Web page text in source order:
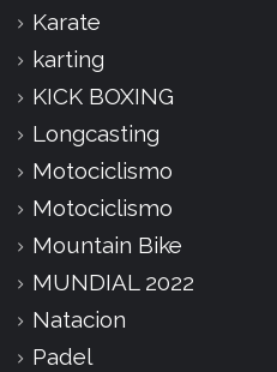
Karate
karting
KICK BOXING
Longcasting
Motociclismo
Motociclismo
Mountain Bike
MUNDIAL 2022
Natacion
Padel